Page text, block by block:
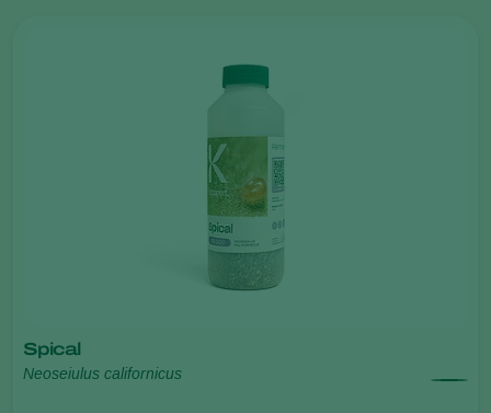
Spical
Neoseiulus californicus